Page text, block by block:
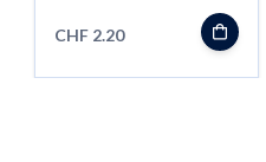
CHF 2.20